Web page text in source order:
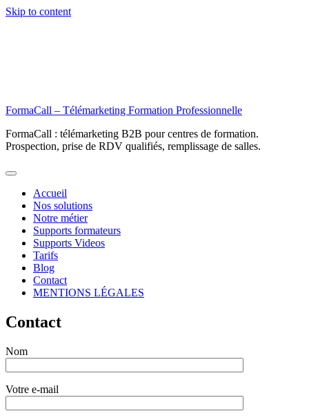
Skip to content
FormaCall – Télémarketing Formation Professionnelle
FormaCall : télémarketing B2B pour centres de formation.
Prospection, prise de RDV qualifiés, remplissage de salles.
Accueil
Nos solutions
Notre métier
Supports formateurs
Supports Videos
Tarifs
Blog
Contact
MENTIONS LÉGALES
Contact
Nom
Votre e-mail